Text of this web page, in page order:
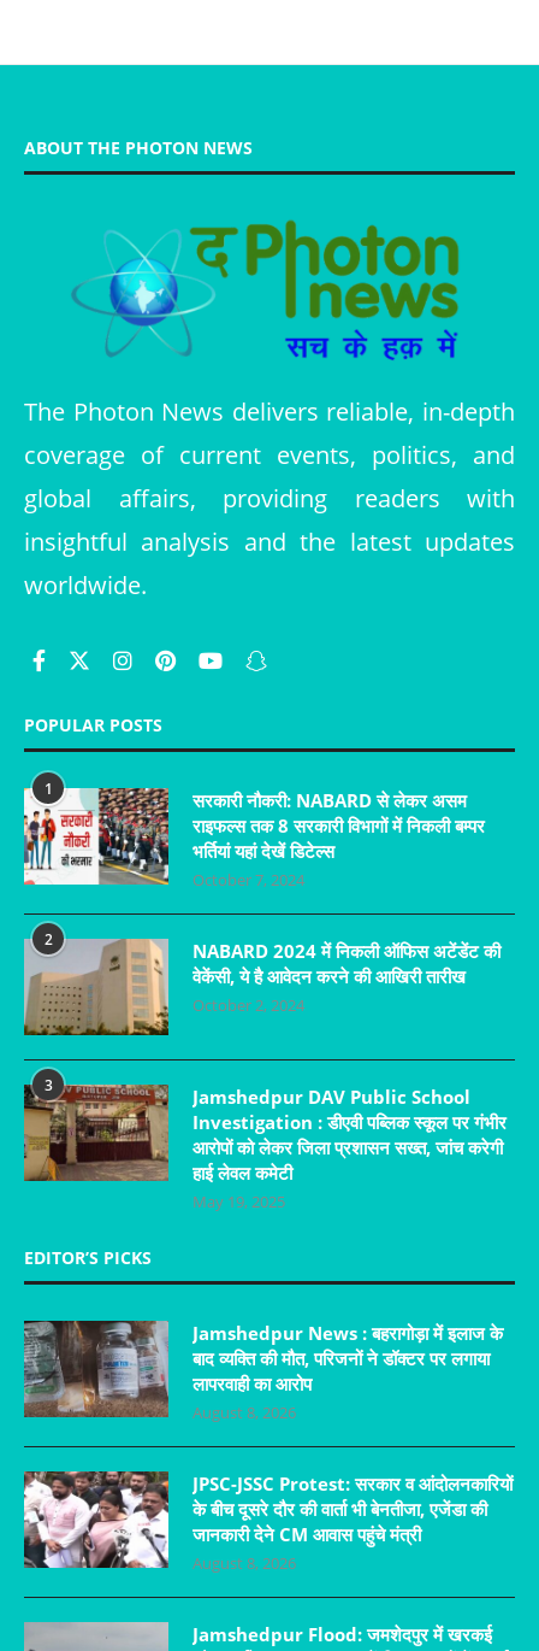
ABOUT THE PHOTON NEWS
The Photon News delivers reliable, in-depth
coverage of current events, politics, and
global affairs, providing readers with
insightful analysis and the latest updates
worldwide.
POPULAR POSTS
1
सरकारी नौकरी: NABARD से लेकर असम
राइफल्स तक 8 सरकारी विभागों में निकली बम्पर
भर्तियां यहां देखें डिटेल्स
October 7, 2024
2
NABARD 2024 में निकली ऑफिस अटेंडेंट की
वेकेंसी, ये है आवेदन करने की आखिरी तारीख
October 2, 2024
3
Jamshedpur DAV Public School
Investigation : डीएवी पब्लिक स्कूल पर गंभीर
आरोपों को लेकर जिला प्रशासन सख्त, जांच करेगी
हाई लेवल कमेटी
May 19, 2025
EDITOR’S PICKS
Jamshedpur News : बहरागोड़ा में इलाज के
बाद व्यक्ति की मौत, परिजनों ने डॉक्टर पर लगाया
लापरवाही का आरोप
August 8, 2026
JPSC-JSSC Protest: सरकार व आंदोलनकारियों
के बीच दूसरे दौर की वार्ता भी बेनतीजा, एजेंडा की
जानकारी देने CM आवास पहुंचे मंत्री
August 8, 2026
Jamshedpur Flood: जमशेदपुर में खरकई